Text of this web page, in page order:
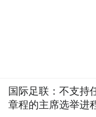
国际足联：不支持
章程的主席选举进